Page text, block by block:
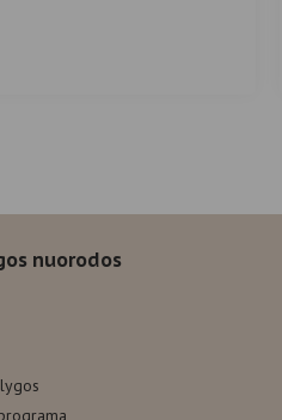
nuorodos